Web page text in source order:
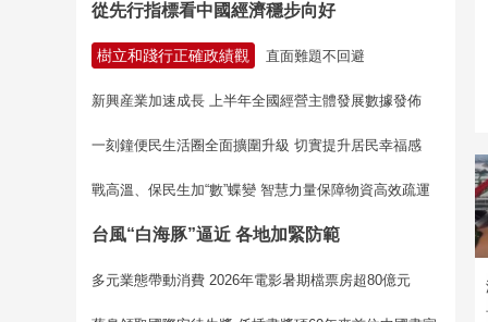
從先行指標看中國經濟穩步向好
樹立和踐行正確政績觀 直面難題不回避
新興産業加速成長 上半年全國經營主體發展數據發佈
一刻鐘便民生活圈全面擴圍升級 切實提升居民幸福感
戰高溫、保民生加“數”蝶變 智慧力量保障物資高效疏運
台風“白海豚”逼近 各地加緊防範
多元業態帶動消費 2026年電影暑期檔票房超80億元